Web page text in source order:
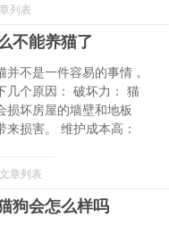
列表
不能养猫了
并不是一件容易的事情，
几个原因： 破坏力： 猫
损坏房屋的墙壁和地板
来损害。 维护成本高：
文章列表
狗会怎么样吗